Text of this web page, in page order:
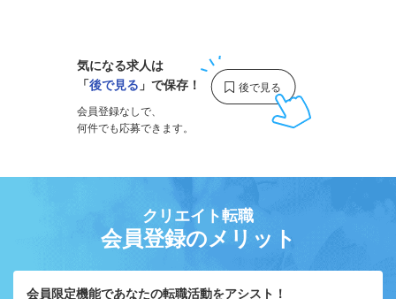
気になる求人は
「後で見る 」で保存！
会員登録なしで、
何件でも応募できます。
クリエイト転職
会員登録のメリット
会員限定機能であなたの転職活動をアシスト！